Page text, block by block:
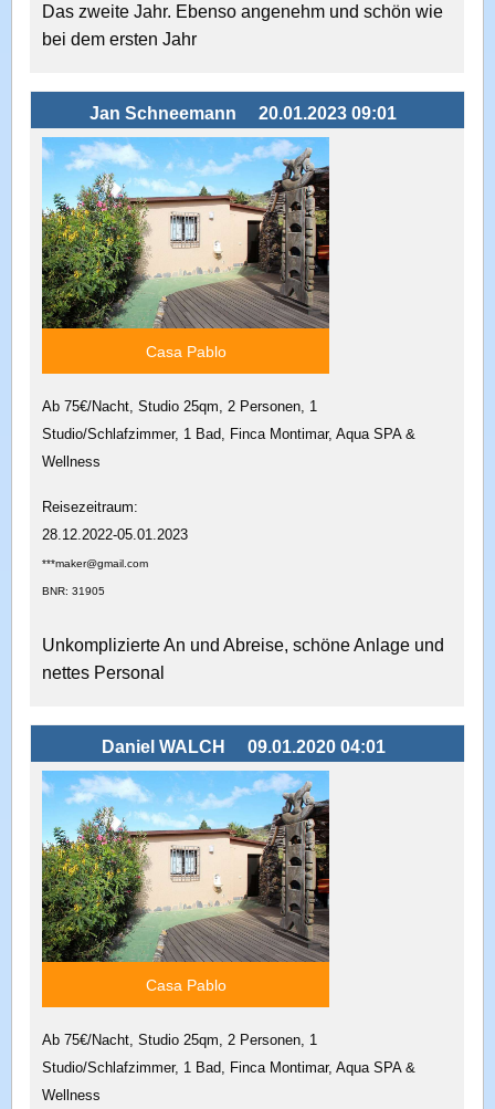
Das zweite Jahr. Ebenso angenehm und schön wie
bei dem ersten Jahr
Jan Schneemann 20.01.2023 09:01
Casa Pablo
Ab 75€/Nacht, Studio 25qm, 2 Personen, 1
Studio/Schlafzimmer, 1 Bad, Finca Montimar, Aqua SPA &
Wellness
Reisezeitraum:
28.12.2022-05.01.2023
***maker@gmail.com
BNR: 31905
Unkomplizierte An und Abreise, schöne Anlage und
nettes Personal
Daniel WALCH 09.01.2020 04:01
Casa Pablo
Ab 75€/Nacht, Studio 25qm, 2 Personen, 1
Studio/Schlafzimmer, 1 Bad, Finca Montimar, Aqua SPA &
Wellness